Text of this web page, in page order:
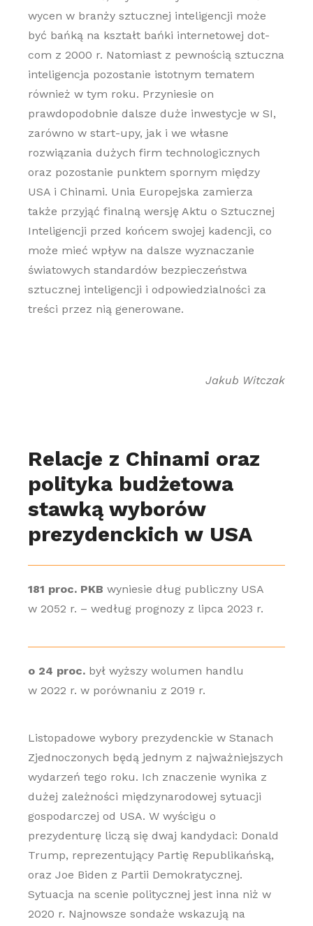
wycen w branży sztucznej inteligencji może
być bańką na kształt bańki internetowej dot-
com z 2000 r. Natomiast z pewnością sztuczna
inteligencja pozostanie istotnym tematem
również w tym roku. Przyniesie on
prawdopodobnie dalsze duże inwestycje w SI,
zarówno w start-upy, jak i we własne
rozwiązania dużych firm technologicznych
oraz pozostanie punktem spornym między
USA i Chinami. Unia Europejska zamierza
także przyjąć finalną wersję Aktu o Sztucznej
Inteligencji przed końcem swojej kadencji, co
może mieć wpływ na dalsze wyznaczanie
światowych standardów bezpieczeństwa
sztucznej inteligencji i odpowiedzialności za
treści przez nią generowane.
Jakub Witczak
Relacje z Chinami oraz
polityka budżetowa
stawką wyborów
prezydenckich w USA
181 proc. PKB wyniesie dług publiczny USA
w 2052 r. – według prognozy z lipca 2023 r.
o 24 proc.był wyższy wolumen handlu
w 2022 r. w porównaniu z 2019 r.
Listopadowe wybory prezydenckie w Stanach
Zjednoczonych będą jednym z najważniejszych
wydarzeń tego roku. Ich znaczenie wynika z
dużej zależności międzynarodowej sytuacji
gospodarczej od USA. W wyścigu o
prezydenturę liczą się dwaj kandydaci: Donald
Trump, reprezentujący Partię Republikańską,
oraz Joe Biden z Partii Demokratycznej.
Sytuacja na scenie politycznej jest inna niż w
2020 r. Najnowsze sondaże wskazują na